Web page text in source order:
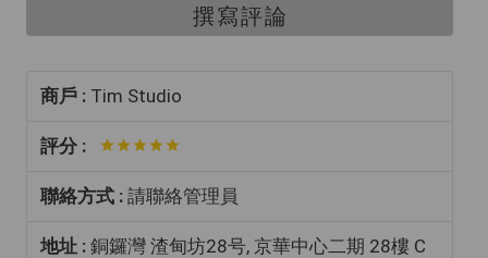
撰寫評論
商戶 : Tim Studio
評分 :
聯絡方式 : 請聯絡管理員
地址 : 銅鑼灣 渣甸坊28号, 京華中心二期 28樓 C